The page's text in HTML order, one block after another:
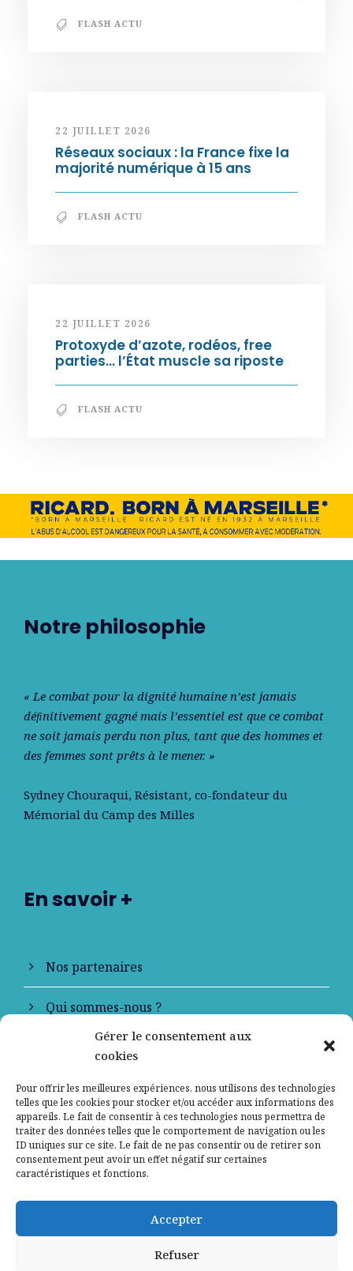
Gérer le consentement aux
cookies
Pour offrir les meilleures expériences, nous utilisons des technologies
telles que les cookies pour stocker et/ou accéder aux informations des
appareils. Le fait de consentir à ces technologies nous permettra de
traiter des données telles que le comportement de navigation ou les
ID uniques sur ce site. Le fait de ne pas consentir ou de retirer son
consentement peut avoir un effet négatif sur certaines
caractéristiques et fonctions.
Accepter
Refuser
FLASH ACTU
22 JUILLET 2026
Réseaux sociaux : la France fixe la
majorité numérique à 15 ans
FLASH ACTU
22 JUILLET 2026
Protoxyde d’azote, rodéos, free
parties… l’État muscle sa riposte
FLASH ACTU
Notre philosophie
« Le combat pour la dignité humaine n’est jamais
déﬁnitivement gagné mais l’essentiel est que ce combat
ne soit jamais perdu non plus, tant que des hommes et
des femmes sont prêts à le mener. »
Sydney Chouraqui, Résistant, co-fondateur du
Mémorial du Camp des Milles
En savoir +
Nos partenaires
Qui sommes-nous ?
Contactez-nous
Mentions légales
Politique de confidentialité